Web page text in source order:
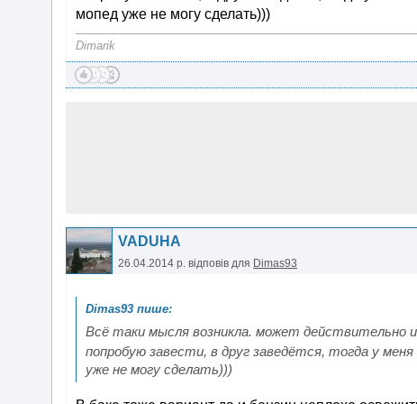
мопед уже не могу сделать)))
Dimarik
VADUHA
26.04.2014 р. відповів для Dimas93
Всё таки мысля возникла. может действительно
попробую завести, в друг заведётся, тогда у
уже не могу сделать)))